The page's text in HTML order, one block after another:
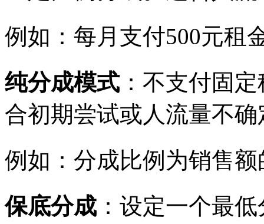
例如：每月支付500元租
纯分成模式：不支付固
合初期尝试或人流量不
例如：分成比例为销售额
保底分成 ：设定一个最